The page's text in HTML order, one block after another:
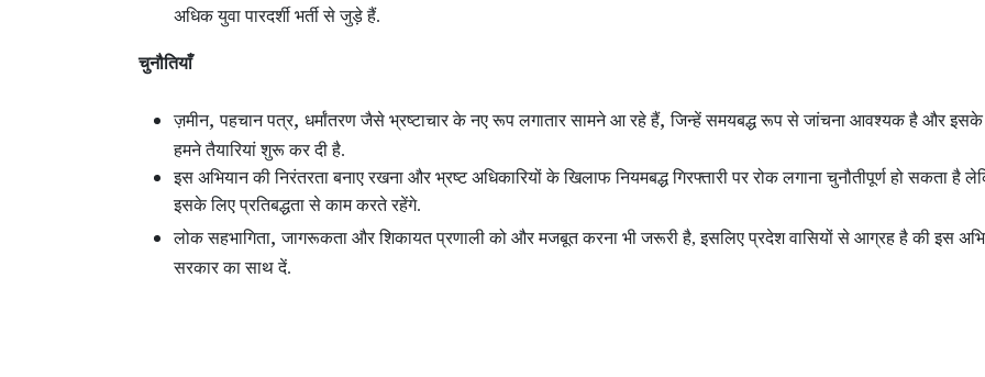
अधिक युवा पारदर्शी भर्ती से जुड़े हैं.
चुनौतियाँ
ज़मीन,पहचान पत्र, धर्मांतरण जैसे भ्रष्टाचार के नए रूप लगातार सामने आ रहे हैं,जिन्हें समयबद्ध रूप से जांचना आवश्यक है और इसके
हमने तैयारियां शुरू कर दी है.
इस अभियान की निरंतरता बनाए रखना और भ्रष्ट अधिकारियों के खिलाफ नियमबद्ध गिरफ्तारी पर रोक लगाना चुनौतीपूर्ण हो सकता है
इसके लिए प्रतिबद्धता से काम करते रहेंगे.
लोक सहभागिता,जागरूकता और शिकायत प्रणाली को और मजबूत करना भी जरूरी है, इसलिए प्रदेश वासियों से आग्रह है की इस
सरकार का साथ दें.